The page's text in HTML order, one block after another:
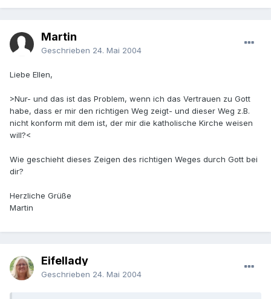
Martin
Geschrieben 24. Mai 2004
Liebe Ellen,
>Nur- und das ist das Problem, wenn ich das Vertrauen zu Gott
habe, dass er mir den richtigen Weg zeigt- und dieser Weg z.B.
nicht konform mit dem ist, der mir die katholische Kirche weisen
will?<
Wie geschieht dieses Zeigen des richtigen Weges durch Gott bei
dir?
Herzliche Grüße
Martin
Eifellady
Geschrieben 24. Mai 2004